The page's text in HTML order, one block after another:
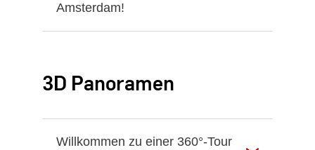
Amsterdam!
3D Panoramen
Willkommen zu einer 360°-Tour